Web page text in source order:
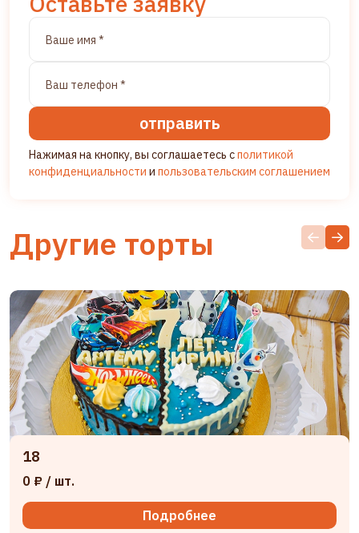
отправить
Нажимая на кнопку, вы соглашаетесь сполитикой
конфиденциальности и пользовательским соглашением
Другие торты
18
0 ₽ / шт.
Подробнее